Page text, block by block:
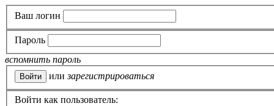
Ваш логин
Пароль
вспомнить пароль
или зарегистрироваться
Войти как пользователь: